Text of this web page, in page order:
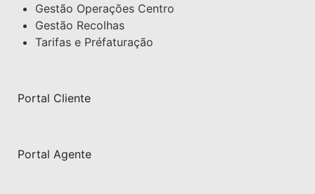
Gestão Operações Centro
Gestão Recolhas
Tarifas e Préfaturação
Portal Cliente
Portal Agente